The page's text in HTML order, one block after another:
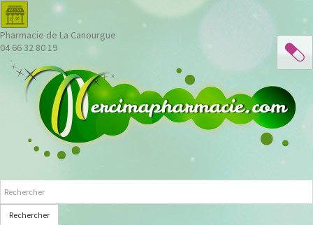
Pharmacie de La Canourgue
04 66 32 80 19
Rechercher